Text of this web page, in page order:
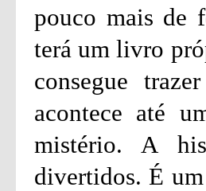
pouco mais de
terá um livro
consegue
acontece até
mistério. A
divertidos. É